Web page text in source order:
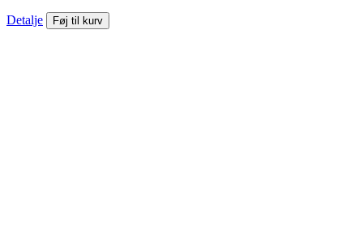
Detalje Føj til kurv